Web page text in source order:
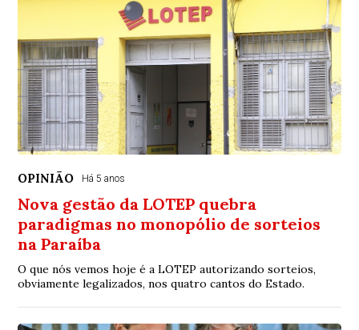
OPINIÃO Há 5 anos
Nova gestão da LOTEP quebra
paradigmas no monopólio de sorteios
na Paraíba
O que nós vemos hoje é a LOTEP autorizando sorteios,
obviamente legalizados, nos quatro cantos do Estado.